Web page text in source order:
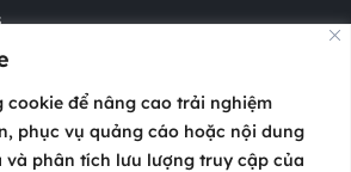
cookie để nâng cao trải nghiệm
phục vụ quảng cáo hoặc nội dung
và phân tích lưu lượng truy cập của